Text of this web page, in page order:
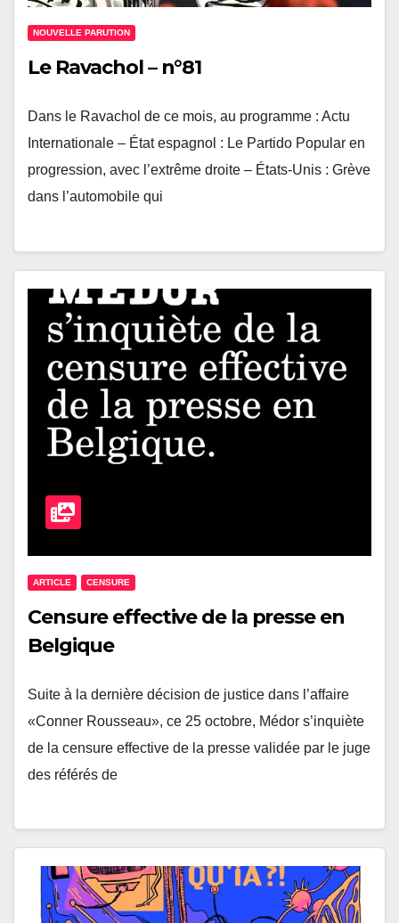
NOUVELLE PARUTION
Le Ravachol – n°81
Dans le Ravachol de ce mois, au programme : Actu
Internationale – État espagnol : Le Partido Popular en
progression, avec l’extrême droite – États-Unis : Grève
dans l’automobile qui
ARTICLE CENSURE
Censure effective de la presse en
Belgique
Suite à la dernière décision de justice dans l’affaire
«Conner Rousseau», ce 25 octobre, Médor s’inquiète
de la censure effective de la presse validée par le juge
des référés de